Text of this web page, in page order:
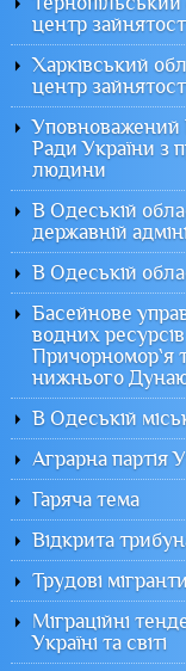
центр
Харківський
центр
Уповноважений
Ради України з
людини
В Одеській
державній
В Одеській
Басейнове
водних ресурсів
Причорномор`я
нижнього
В Одеській
Аграрна партія
Гаряча тема
Відкрита
Трудові мігранти
Міграційні
Україні та світі